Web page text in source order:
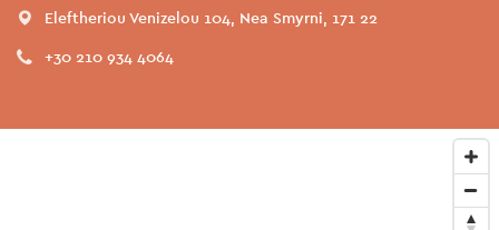
Eleftheriou Venizelou 104, Nea Smyrni, 171 22
+30 210 934 4064